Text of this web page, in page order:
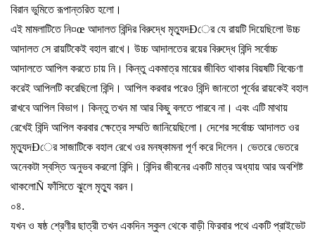
বিরান ভুমিতে রূপান্তরিত হলো।
এই মামলাটিতে নি¤œ আদালত বিন্দির বিরুদ্ধে মৃত্যুদÐের যে রায়টি দিয়েছিলো উচ্চ
আদালত সে রায়টিকেই বহাল রাখে। উচ্চ আদালতের রয়ের বিরুদ্ধে বিন্দি সর্বোচ্চ
আদালতে আপিল করতে চায় নি। কিন্তু একমাত্র মায়ের জীবিত থাকার বিয়ষটি বিবেচণা
করেই আপিলটি করেছিলো বিন্দি। আপিল করবার পরেও বিন্দি জানতো পূর্বের রায়কেই বহাল
রাখবে আপিল বিভাগ। কিন্তু তখন মা আর কিছু বলতে পারবে না। এবং এটি মাথায়
রেখেই বিন্দি আপিল করবার ক্ষেত্রে সম্মতি জানিয়েছিলো। দেশের সর্বোচ্চ আদালত ওর
মৃত্যুদÐের সাজাটিকে বহাল রেখে ওর মনষ্কামনা পূর্ণ করে দিলেন। ভেতরে ভেতরে
অনেকটা স্বস্তি অনুভব করলো বিন্দি। বিন্দির জীবনের একটি মাত্র অধ্যায় আর অবশিষ্ট
থাকলোÑ ফাঁসিতে ঝুলে মৃত্যু বরন।
০৪.
যখন ও ষষ্ঠ শ্রেণীর ছাত্রী তখন একদিন স্কুল থেকে বাড়ী ফিরবার পথে একটি প্রাইভেট